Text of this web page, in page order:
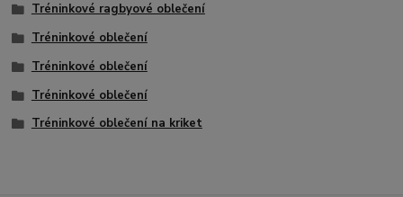
Tréninkové ragbyové oblečení
Tréninkové oblečení
Tréninkové oblečení
Tréninkové oblečení
Tréninkové oblečení na kriket